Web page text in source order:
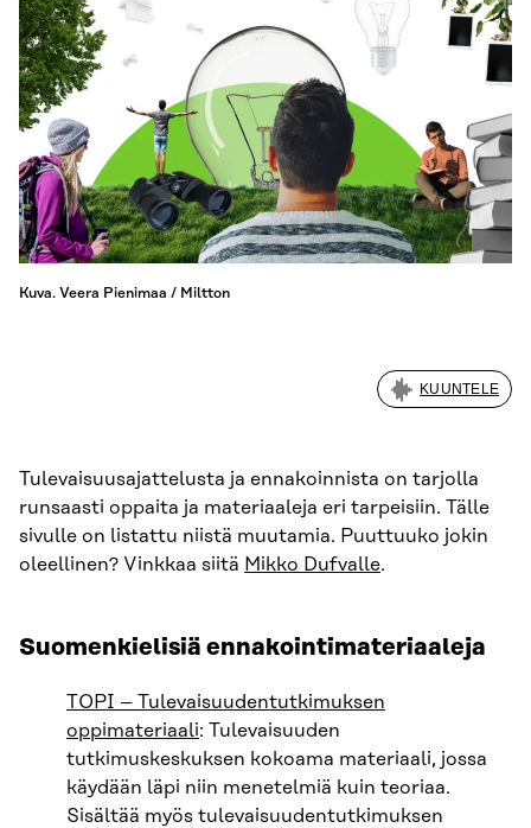
Kuva. Veera Pienimaa / Miltton
KUUNTELE
Tulevaisuusajattelusta ja ennakoinnista on tarjolla
runsaasti oppaita ja materiaaleja eri tarpeisiin. Tälle
sivulle on listattu niistä muutamia. Puuttuuko jokin
oleellinen? Vinkkaa siitä Mikko Dufvalle.
Suomenkielisiä ennakointimateriaaleja
TOPI – Tulevaisuudentutkimuksen
oppimateriaali: Tulevaisuuden
tutkimuskeskuksen kokoama materiaali, jossa
käydään läpi niin menetelmiä kuin teoriaa.
Sisältää myös tulevaisuudentutkimuksen